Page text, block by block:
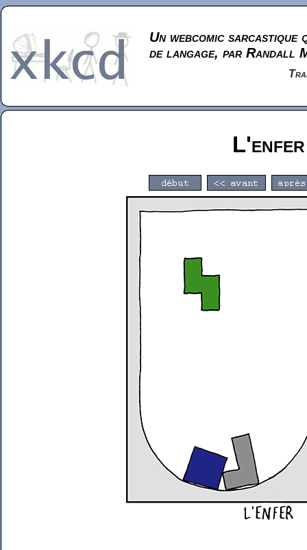
Un webcomic sarcastique
de langage, par Randall
L'enfer